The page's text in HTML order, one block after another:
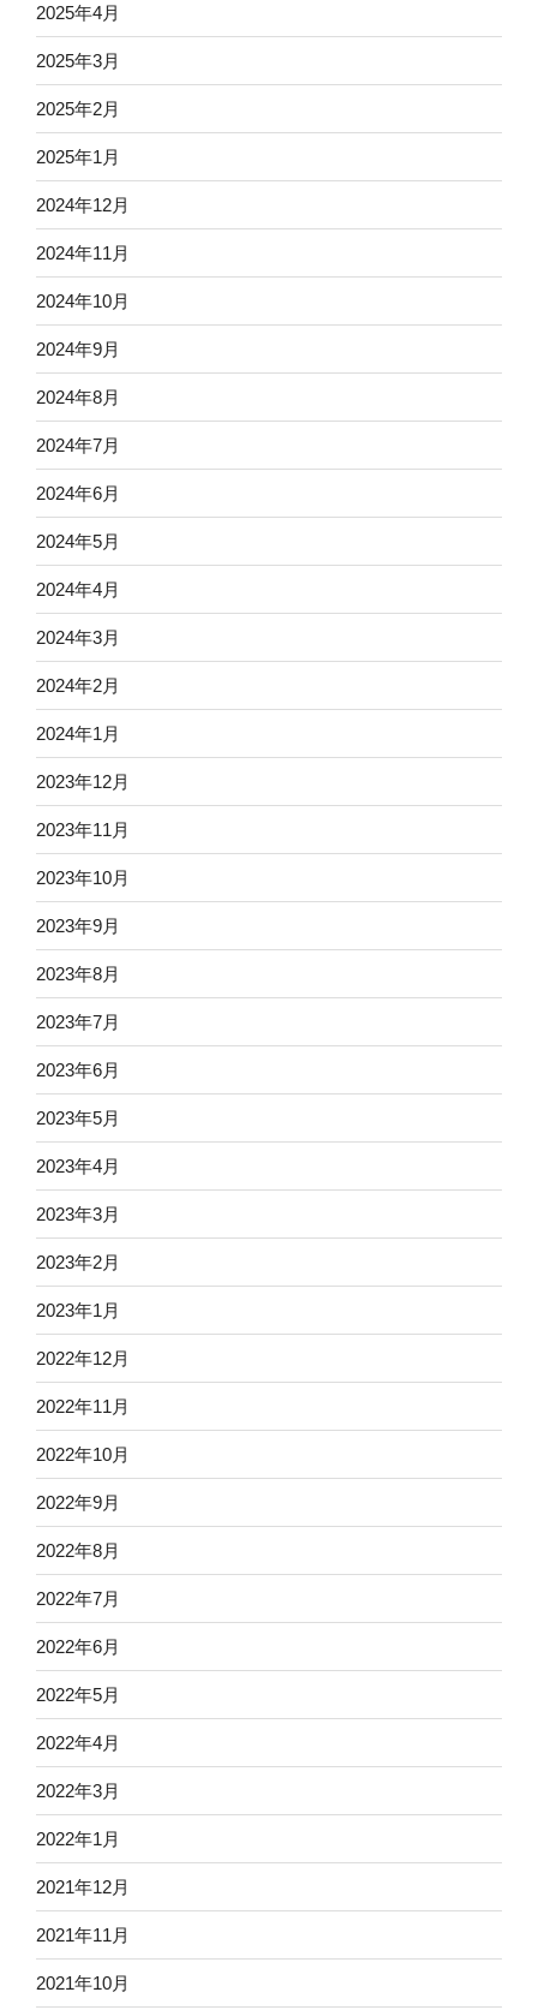
2025年4月
2025年3月
2025年2月
2025年1月
2024年12月
2024年11月
2024年10月
2024年9月
2024年8月
2024年7月
2024年6月
2024年5月
2024年4月
2024年3月
2024年2月
2024年1月
2023年12月
2023年11月
2023年10月
2023年9月
2023年8月
2023年7月
2023年6月
2023年5月
2023年4月
2023年3月
2023年2月
2023年1月
2022年12月
2022年11月
2022年10月
2022年9月
2022年8月
2022年7月
2022年6月
2022年5月
2022年4月
2022年3月
2022年1月
2021年12月
2021年11月
2021年10月